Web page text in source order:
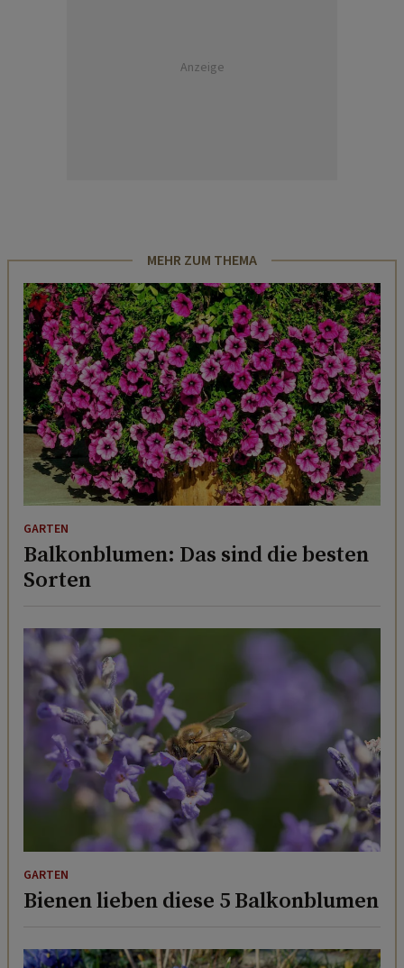
Anzeige
MEHR ZUM THEMA
GARTEN
Balkonblumen: Das sind die besten
Sorten
GARTEN
Bienen lieben diese 5 Balkonblumen